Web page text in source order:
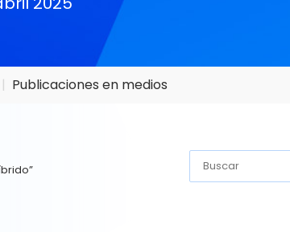
Publicaciones en medios